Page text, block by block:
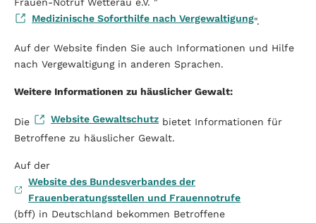
Medizinische Soforthilfe nach Vergewaltigung".
Auf der Website finden Sie auch Informationen und Hilfe
nach Vergewaltigung in anderen Sprachen.
Weitere Informationen zu häuslicher Gewalt:
Die Website Gewaltschutz bietet Informationen für
Betroffene zu häuslicher Gewalt.
Auf der
Website des Bundesverbandes der
Frauenberatungsstellen und Frauennotrufe
(bff) in Deutschland bekommen Betroffene